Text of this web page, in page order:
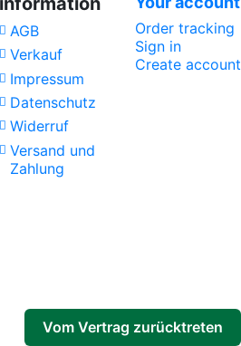
AGB
Verkauf
Impressum
Datenschutz
Widerruf
Versand und
Zahlung
Order tracking
Sign in
Create account
Vom Vertrag zurücktreten